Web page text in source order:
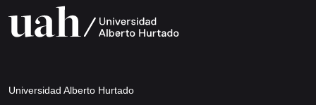
Universidad Alberto Hurtado